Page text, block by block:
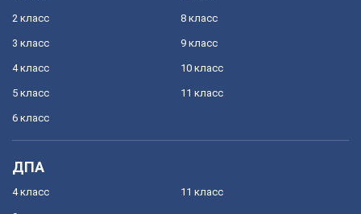
2 класс
3 класс
4 класс
5 класс
6 класс
8 класс
9 класс
10 класс
11 класс
ДПА
4 класс 11 класс